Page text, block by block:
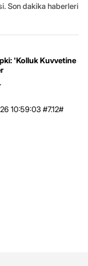
Son dakika haberleri
'Kolluk Kuvvetine
10:59:03 #7.12#